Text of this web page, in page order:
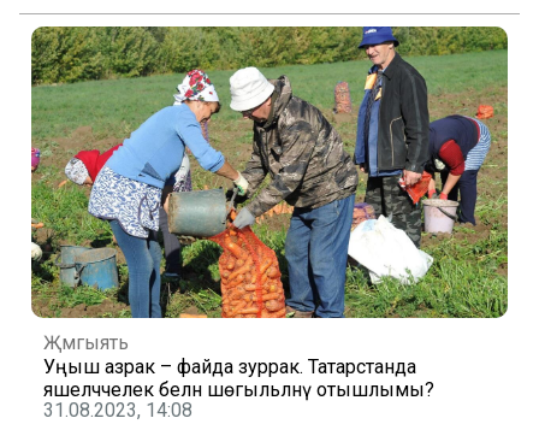
Җәмгыять
Уңыш азрак – файда зуррак. Татарстанда
яшелчәчелек белән шөгыльләнү отышлымы?
31.08.2023, 14:08